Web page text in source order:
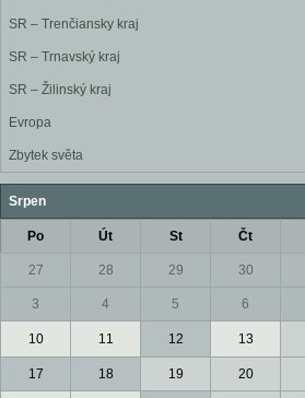
SR – Trenčiansky kraj
SR – Trnavský kraj
SR – Žilinský kraj
Evropa
Zbytek světa
Srpen
Po Út St Čt
27 28 29 30
3 4 5 6
10 11 12 13
17 18 19 20